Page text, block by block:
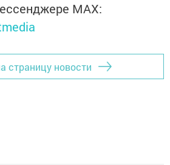
MАХ:
страницу новости